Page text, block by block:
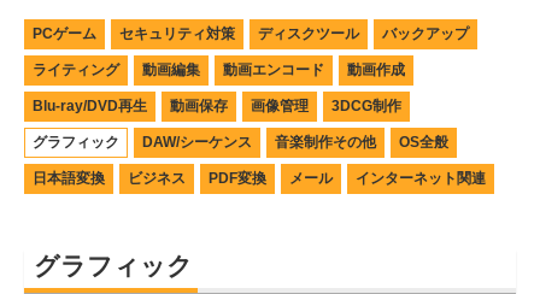
PCゲーム セキュリティ対策 ディスクツール バックアップ
ライティング 動画編集 動画エンコード 動画作成
Blu-ray/DVD再生 動画保存 画像管理 3DCG制作
グラフィック DAW/シーケンス 音楽制作その他 OS全般
日本語変換 ビジネス PDF変換 メール インターネット関連
グラフィック